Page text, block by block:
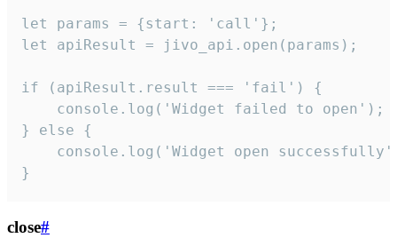
let params = {start: 'call'};
let apiResult = jivo_api.open(params);
if (apiResult.result === 'fail') {
    console.log('Widget failed to open');
} else {
console.log('Widget open
}
close#